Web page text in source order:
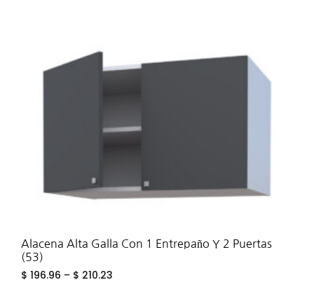
Alacena Alta Galla Con 1 Entrepaño Y 2 Puertas
(53)
$ 196.96 – $ 210.23